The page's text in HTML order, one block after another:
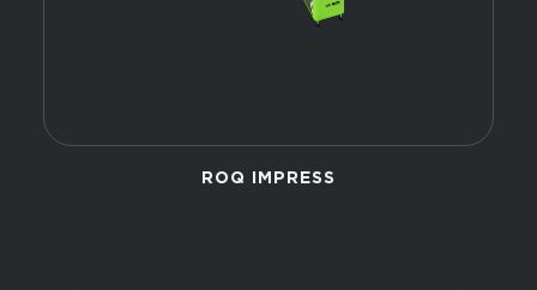
ROQ IMPRESS